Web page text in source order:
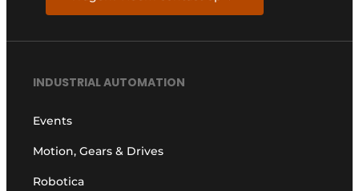
INDUSTRIAL AUTOMATION
Events
Motion, Gears & Drives
Robotica